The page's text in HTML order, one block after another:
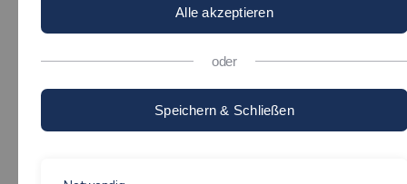
Abschlussarbeiten
Firmenpreise
Alle akzeptieren
oder
Speichern & Schließen